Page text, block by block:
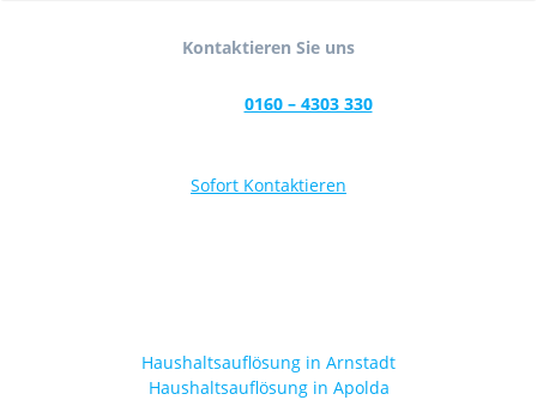
Kontaktieren Sie uns
0160 – 4303 330
Sofort Kontaktieren
Haushaltsauflösung in Arnstadt
Haushaltsauflösung in Apolda